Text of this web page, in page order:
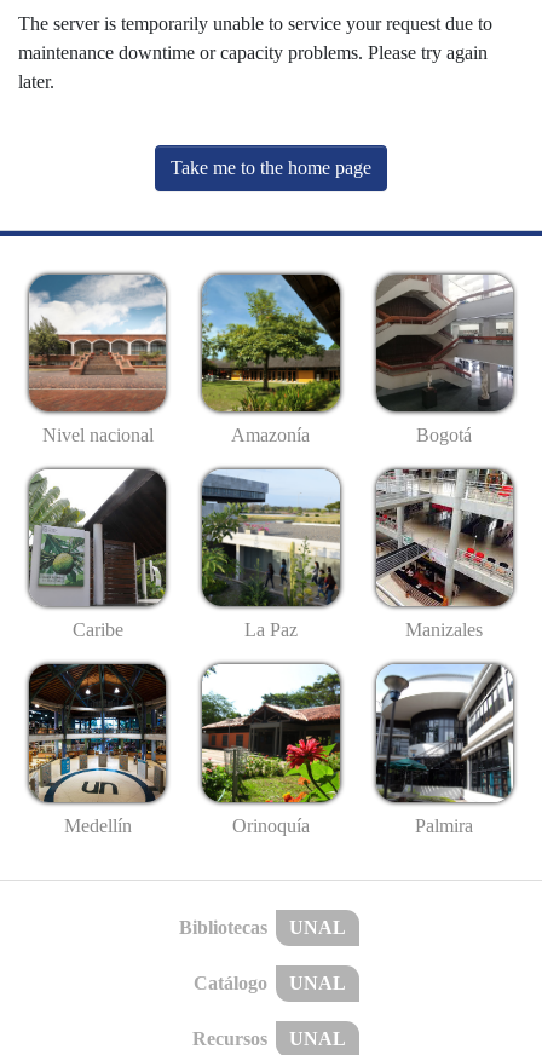
The server is temporarily unable to service your request due to
maintenance downtime or capacity problems. Please try again
later.
Take me to the home page
Nivel nacional Amazonía Bogotá
Caribe La Paz Manizales
Medellín Orinoquía Palmira
Bibliotecas UNAL
Catálogo UNAL
Recursos UNAL